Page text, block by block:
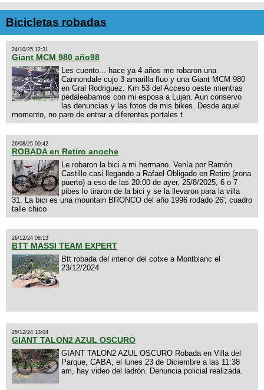
Bicicletas robadas
24/10/25 12:31
Giant MCM 980 año98
Les cuento... hace ya 4 años me robaron una
Cannondale cujo 3 amarilla fluo y una Giant MCM 980
en Gral Rodriguez. Km 53 del Acceso oeste mientras
pedaleabamos con mi esposa a Lujan. Aun conservo
las denuncias y las fotos de mis bikes. Desde aquel
momento, no paro de entrar a diferentes portales t
26/08/25 00:42
ROBADA en Retiro anoche
Le robaron la bici a mi hermano. Venía por Ramón
Castillo casi llegando a Rafael Obligado en Retiro (zona
puerto) a eso de las 20:00 de ayer, 25/8/2025, 6 o 7
pibes lo tiraron de la bici y se la llevaron para la villa
31. La bici es una mountain BRONCO del año 1996 rodado 26', cuadro
talle chico
26/12/24 08:13
BTT MASSI TEAM EXPERT
Btt robada del interior del cotxe a Montblanc el
23/12/2024
25/12/24 13:04
GIANT TALON2 AZUL OSCURO
GIANT TALON2 AZUL OSCURO Robada en Villa del
Parque, CABA, el lunes 23 de Diciembre a las 11:38
am, hay video del ladrón. Denuncia policial realizada.